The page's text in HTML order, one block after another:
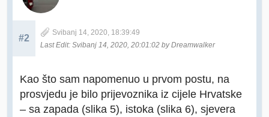
#2
Svibanj 14, 2020, 18:39:49
Last Edit: Svibanj 14, 2020, 20:01:02 by Dreamwalker
Kao što sam napomenuo u prvom postu, na
prosvjedu je bilo prijevoznika iz cijele Hrvatske
– sa zapada (slika 5), istoka (slika 6), sjevera